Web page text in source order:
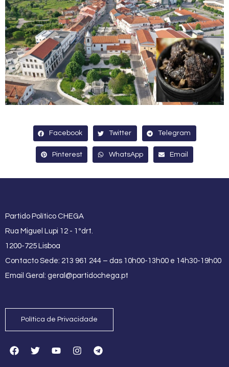
Facebook Twitter Telegram
Pinterest WhatsApp Email
Partido Político CHEGA
Rua Miguel Lupi 12 - 1ºdrt.
1200-725 Lisboa
Contacto Sede: 213 961 244 – das 10h00-13h00 e 14h30-19h00
Email Geral: geral@partidochega.pt
Política de Privacidade